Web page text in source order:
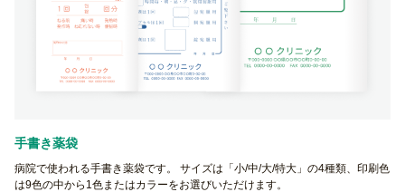
手書き薬袋
病院で使われる手書き薬袋です。 サイズは「小/中/大/特大」の4種類、印刷色
は9色の中から1色またはカラーをお選びいただけます。